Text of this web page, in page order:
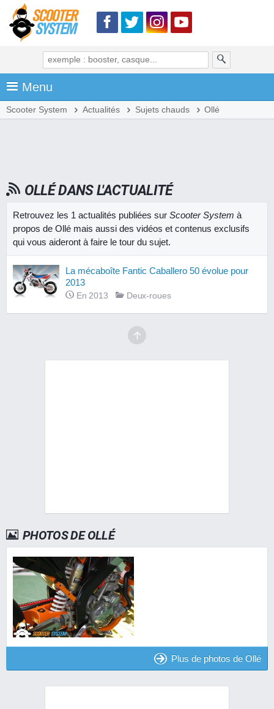
Menu
Scooter System Actualités Sujets chauds Ollé
OLLÉ DANS L'ACTUALITÉ
Retrouvez les 1 actualités publiées sur Scooter System à
propos de Ollé mais aussi des vidéos et contenus exclusifs
qui vous aideront à faire le tour du sujet.
La mécaboîte Fantic Caballero 50 évolue pour
2013
En 2013 Deux-roues
PHOTOS DE OLLÉ
Plus de photos de Ollé